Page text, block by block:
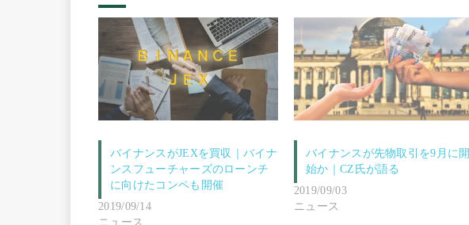
バイナンスがJEXを買収｜バイナ
ンスフューチャーズのローンチ
に向けたコンペも開催
2019/09/14
ニュース
バイナンスが先物取引を9月に開
始か｜CZ氏が語る
2019/09/03
ニュース